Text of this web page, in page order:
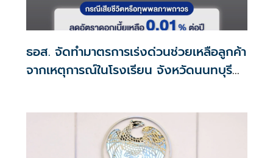
ธอส. จัดทำมาตรการเร่งด่วนช่วยเหลือลูกค้า
จากเหตุการณ์ในโรงเรียน จังหวัดนนทบุรี